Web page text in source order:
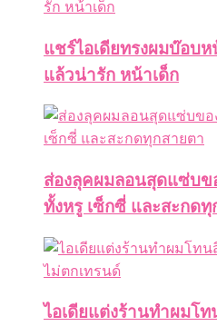
แชร์ไอเดียทรงผมบ๊อบ
แล้วน่ารัก หน้าเด็ก
ส่องลุคผมลอนสุดแซ่บข
ทั้งหรู เซ็กซี่ และสะกดทุ
ไอเดียแต่งร้านทำผมโ